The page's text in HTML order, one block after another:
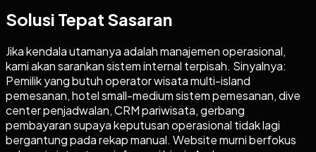
Solusi Tepat Sasaran
Jika kendala utamanya adalah manajemen operasional,
kami akan sarankan sistem internal terpisah. Sinyalnya:
Pemilik yang butuh operator wisata multi-island
pemesanan, hotel small-medium sistem pemesanan, dive
center penjadwalan, CRM pariwisata, gerbang
pembayaran supaya keputusan operasional tidak lagi
bergantung pada rekap manual. Website murni berfokus